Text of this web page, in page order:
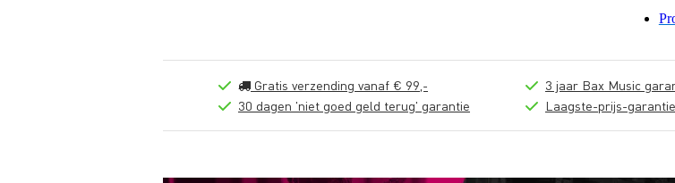
Gratis verzending vanaf € 99,-
30 dagen 'niet goed geld terug' garantie
3 jaar Bax Music
Laagste-prijs-garantie